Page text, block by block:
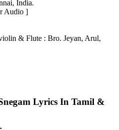
India.
Audio ]
& Flute : Bro. Jeyan, Arul,
Lyrics In Tamil &